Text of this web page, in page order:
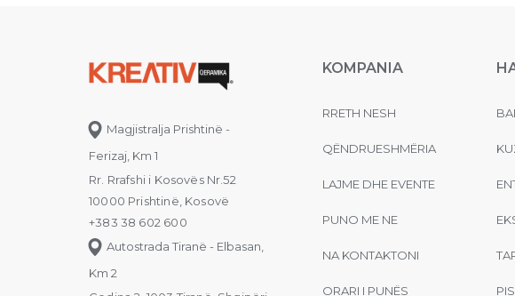
Magjistralja Prishtinë -
Ferizaj, Km 1
Rr. Rrafshi i Kosovës Nr.52
10000 Prishtinë, Kosovë
+383 38 602 600
Autostrada Tiranë - Elbasan,
Km 2
KOMPANIA
RRETH NESH
QËNDRUESHMËRIA
LAJME DHE EVENTE
PUNO ME NE
NA KONTAKTONI
ORARI I PUNËS